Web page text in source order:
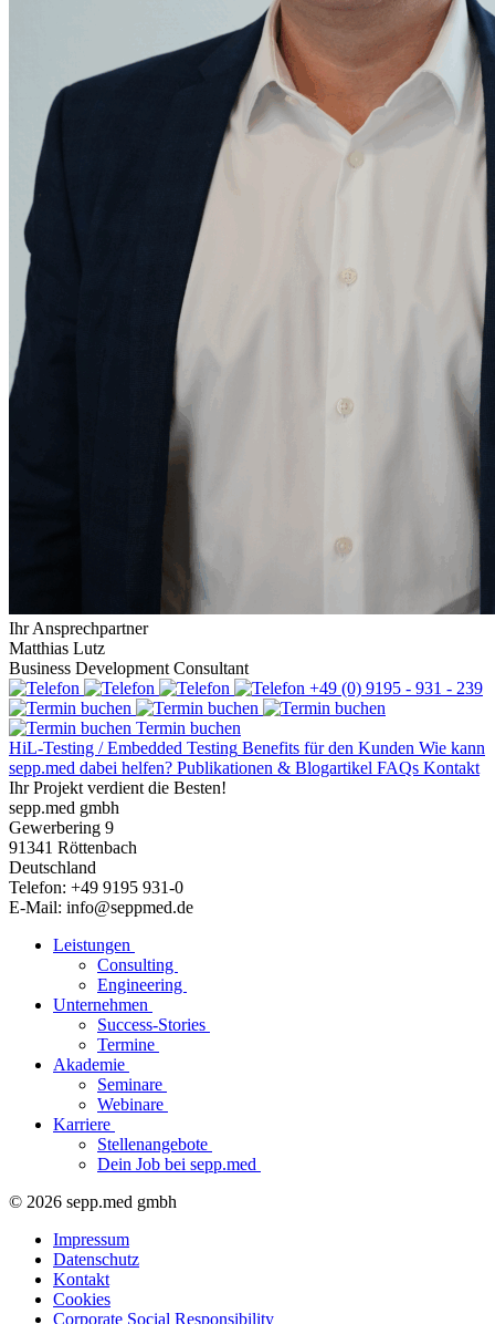
Ihr Ansprechpartner
Matthias Lutz
Business Development Consultant
+49 (0) 9195 - 931 - 239
Termin buchen
HiL-Testing / Embedded Testing Benefits für den Kunden Wie kann
sepp.med dabei helfen? Publikationen & Blogartikel FAQs Kontakt
Ihr Projekt verdient die Besten!
sepp.med gmbh
Gewerbering 9
91341 Röttenbach
Deutschland
Telefon: +49 9195 931-0
E-Mail: info@seppmed.de
Leistungen
Consulting
Engineering
Unternehmen
Success-Stories
Termine
Akademie
Seminare
Webinare
Karriere
Stellenangebote
Dein Job bei sepp.med
© 2026 sepp.med gmbh
Impressum
Datenschutz
Kontakt
Cookies
Corporate Social Responsibility